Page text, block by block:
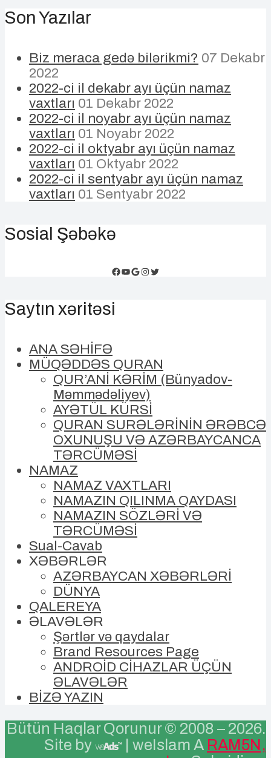
Son Yazılar
Biz meraca gedə bilərikmi? 07 Dekabr
2022
2022-ci il dekabr ayı üçün namaz
vaxtları 01 Dekabr 2022
2022-ci il noyabr ayı üçün namaz
vaxtları 01 Noyabr 2022
2022-ci il oktyabr ayı üçün namaz
vaxtları 01 Oktyabr 2022
2022-ci il sentyabr ayı üçün namaz
vaxtları 01 Sentyabr 2022
Sosial Şəbəkə
Facebook
YouTube
Google
Instagram
Twitter
Saytın xəritəsi
ANA SƏHİFƏ
MÜQƏDDƏS QURAN
QUR’ANİ KƏRİM (Bünyadov-
Məmmədəliyev)
AYƏTÜL KÜRSİ
QURAN SURƏLƏRİNİN ƏRƏBCƏ
OXUNUŞU VƏ AZƏRBAYCANCA
TƏRCÜMƏSİ
NAMAZ
NAMAZ VAXTLARI
NAMAZIN QILINMA QAYDASI
NAMAZIN SÖZLƏRİ VƏ
TƏRCÜMƏSİ
Sual-Cavab
XƏBƏRLƏR
AZƏRBAYCAN XƏBƏRLƏRİ
DÜNYA
QALEREYA
ƏLAVƏLƏR
Şərtlər və qaydalar
Brand Resources Page
ANDROİD CİHAZLAR ÜÇÜN
ƏLAVƏLƏR
BİZƏ YAZIN
Bütün Haqlar Qorunur © 2008 – 2026.
Site by
| weIslam A RAM5N,